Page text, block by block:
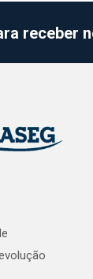
receber